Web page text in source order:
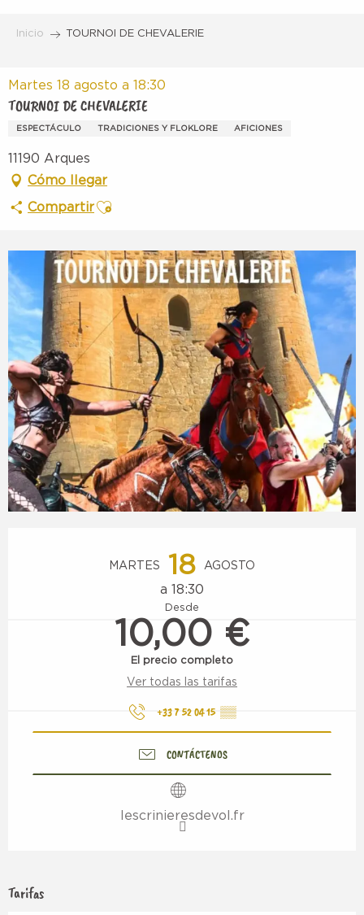
Inicio TOURNOI DE CHEVALERIE
Martes 18 agosto a 18:30
TOURNOI DE CHEVALERIE
ESPECTÁCULO TRADICIONES Y FLOKLORE AFICIONES
11190 Arques
Cómo llegar
CompartirAjouter aux favoris
MARTES 18 AGOSTO
a 18:30
Desde
10,00 €
El precio completo
Ver todas las tarifas
+33 7 52 04 15 ▒▒
CONTÁCTENOS
lescrinieresdevol.fr
Tarifas